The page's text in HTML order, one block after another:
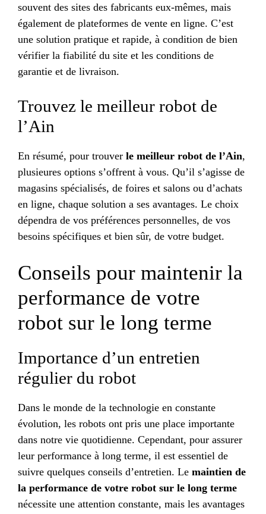
souvent des sites des fabricants eux-mêmes, mais
également de plateformes de vente en ligne. C’est
une solution pratique et rapide, à condition de bien
vérifier la fiabilité du site et les conditions de
garantie et de livraison.
Trouvez le meilleur robot de
l’Ain
En résumé, pour trouver le meilleur robot de l’Ain,
plusieures options s’offrent à vous. Qu’il s’agisse de
magasins spécialisés, de foires et salons ou d’achats
en ligne, chaque solution a ses avantages. Le choix
dépendra de vos préférences personnelles, de vos
besoins spécifiques et bien sûr, de votre budget.
Conseils pour maintenir la
performance de votre
robot sur le long terme
Importance d’un entretien
régulier du robot
Dans le monde de la technologie en constante
évolution, les robots ont pris une place importante
dans notre vie quotidienne. Cependant, pour assurer
leur performance à long terme, il est essentiel de
suivre quelques conseils d’entretien. Le maintien de
la performance de votre robot sur le long terme
nécessite une attention constante, mais les avantages